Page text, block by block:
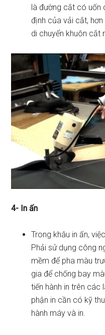
là đường cắt có
định của vải cắt,
di chuyển khuôn cắt
4- In ấn
Trong khâu in ấn,
Phải sử dụng công
mềm để pha màu
gia để chống bay
tiến hành in trên các
phận in cần có kỹ
hành máy và in.